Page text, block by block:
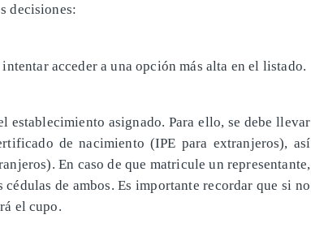
decisiones:
acceder a una opción más alta en el listado.
establecimiento asignado. Para ello, se debe llevar
de nacimiento (IPE para extranjeros), así
En caso de que matricule un representante,
de ambos. Es importante recordar que si no
el cupo.